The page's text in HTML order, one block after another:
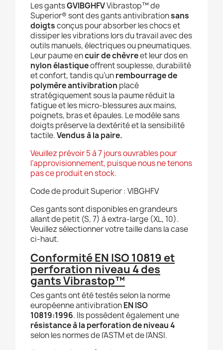
Les gantsGVIBGHFVVibrastop™ de
Superior® sont des gants antivibrationsans
doigtsconçus pour absorber les chocs et
dissiper les vibrations lors du travail avec des
outils manuels, électriques ou pneumatiques.
Leur paume encuir de chèvreet leur dos en
nylon élastiqueoffrent souplesse, durabilité
et confort, tandis qu’unrembourrage de
polymère antivibration placé
stratégiquement sous la paume réduit la
fatigue et les micro-blessures aux mains,
poignets, bras et épaules. Le modèle sans
doigts préserve la dextérité et la sensibilité
tactile.Vendus à la paire.
Veuillez prévoir 5 à 7 jours ouvrables pour
l’approvisionnement, puisque nous ne tenons
pas ce produit en stock.
Code de produit Superior : VIBGHFV
Ces gants sont disponibles en grandeurs
allant de petit (S, 7) à extra-large (XL, 10).
Veuillez sélectionner votre taille dans la case
ci-haut.
Conformité EN ISO 10819 et
perforation niveau 4 des
gants Vibrastop™
Ces gants ont été testés selon la norme
européenne antivibrationEN ISO
10819:1996. Ils possèdent également une
résistance à la perforation de niveau 4
selon les normes de l’ASTM et de l’ANSI.